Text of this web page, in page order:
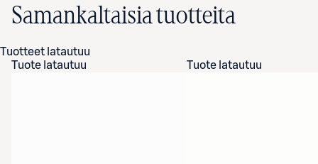
Samankaltaisia tuotteita
Tuotteet latautuu
Tuote latautuu
Tuote latautuu